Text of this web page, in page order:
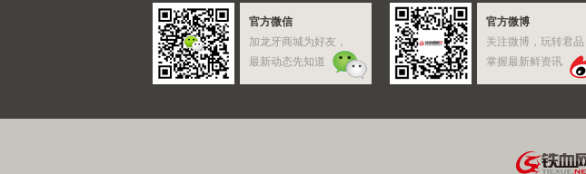
官方微信
加龙牙商城为好友，
最新动态先知道
官方微博
关注微博，玩转君品
掌握最新鲜资讯